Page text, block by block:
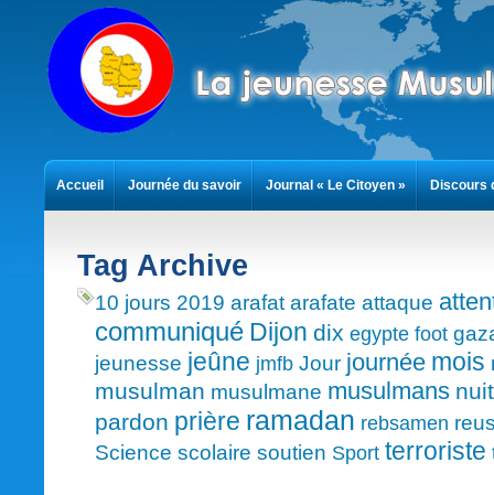
Tag Archive
10 jours 2019 arafat arafate attaque
communiqué Dijon dix egypte foot
jeunesse jeûne jmfb Jour journée mois
musulman musulmane musulmans nuit
pardon prière ramadan rebsamen
Science scolaire soutien Sport terroriste
Accueil Journée du savoir Journal « Le Citoyen » Discours